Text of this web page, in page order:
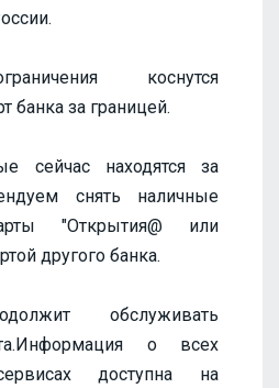
коснутся
банка за границей.
сейчас находятся за
снять наличные
"Открытия@ или
другого банка.
обслуживать
о всех
доступна на